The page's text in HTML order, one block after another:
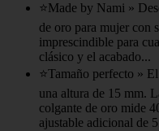
⭐Made by Nami »
de oro para mujer con
imprescindible para
clásico y el acabado...
⭐Tamaño perfecto »
una altura de 15 mm.
colgante de oro mide
ajustable adicional de